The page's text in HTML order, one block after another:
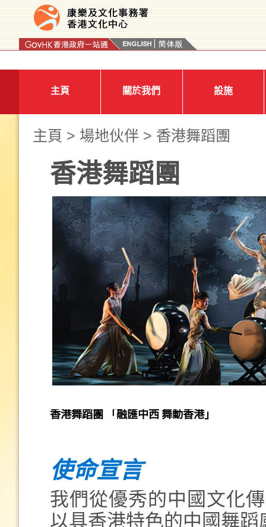
主頁 關於我們 設施
主頁 > 場地伙伴 > 香港舞蹈團
香港舞蹈團
香港舞蹈團 「融匯中西 舞動香港」
使命宣言
我們從優秀的中國文化
以具香港特色的中國舞蹈